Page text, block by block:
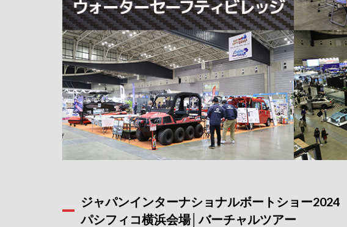
ジャパンインターナショナルボートショー2024
パシフィコ横浜会場│バーチャルツアー